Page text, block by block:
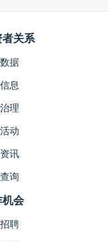
关系
据
息
理
动
讯
询
会
聘